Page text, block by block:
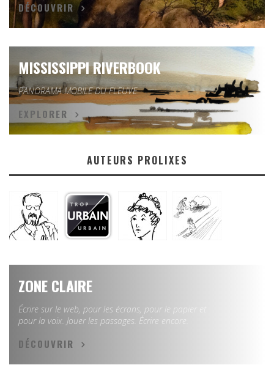
DÉCOUVRIR
MISSISSIPPI RIVERBOOK
PANORAMA MOBILE DU FLEUVE
EXPLORER
AUTEURS PROLIXES
ZONE CLAIRE
Écrire sur le web, pour les écrans, pour le papier et
pour la voix. Jouer les passages. Écrire encore.
DÉCOUVRIR